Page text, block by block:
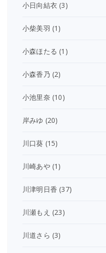
小日向結衣 (3)
小柴美羽 (1)
小森ほたる (1)
小森香乃 (2)
小池里奈 (10)
岸みゆ (20)
川口葵 (15)
川崎あや(1)
川津明日香 (37)
川瀬もえ (23)
川道さら (3)